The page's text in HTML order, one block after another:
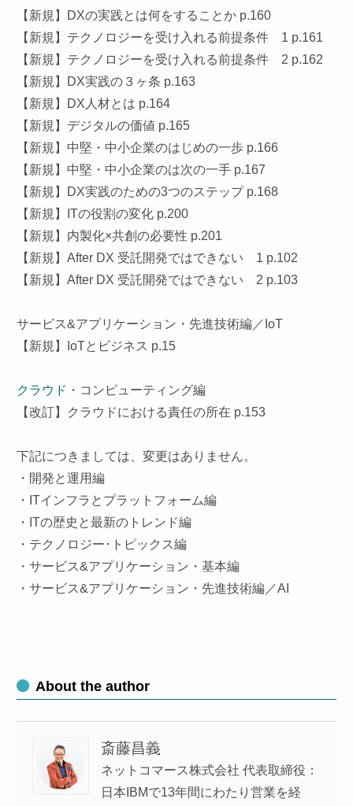
【新規】DXの実践とは何をすることか p.160
【新規】テクノロジーを受け入れる前提条件 1 p.161
【新規】テクノロジーを受け入れる前提条件 2 p.162
【新規】DX実践の３ヶ条 p.163
【新規】DX人材とは p.164
【新規】デジタルの価値 p.165
【新規】中堅・中小企業のはじめの一歩 p.166
【新規】中堅・中小企業のは次の一手 p.167
【新規】DX実践のための3つのステップ p.168
【新規】ITの役割の変化 p.200
【新規】内製化×共創の必要性 p.201
【新規】After DX 受託開発ではできない 1 p.102
【新規】After DX 受託開発ではできない 2 p.103
サービス&アプリケーション・先進技術編／IoT
【新規】IoTとビジネス p.15
クラウド ・コンピューティング編
【改訂】クラウドにおける責任の所在 p.153
下記につきましては、変更はありません。
・開発と運用編
・ITインフラとプラットフォーム編
・ITの歴史と最新のトレンド編
・テクノロジー･トピックス編
・サービス&アプリケーション・基本編
・サービス&アプリケーション・先進技術編／AI
About the author
斎藤昌義
ネットコマース株式会社 代表取締役：
日本IBMで13年間にわたり営業を経